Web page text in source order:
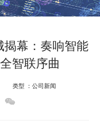
揭幕：奏响智能
智联序曲
类型 ：公司新闻